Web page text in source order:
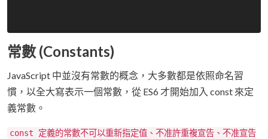
常數 (Constants)
JavaScript 中並沒有常數的概念，大多數都是依照命名習
慣，以全大寫表示一個常數，從 ES6 才開始加入 const 來定
義常數。
const 定義的常數不可以重新指定值、不准許重複宣告、不准宣告